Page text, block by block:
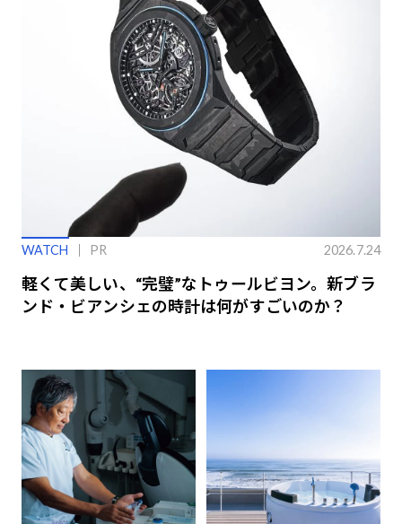
WATCH PR 2026.7.24
軽くて美しい、“完璧”なトゥールビヨン。新ブラ
ンド・ビアンシェの時計は何がすごいのか？